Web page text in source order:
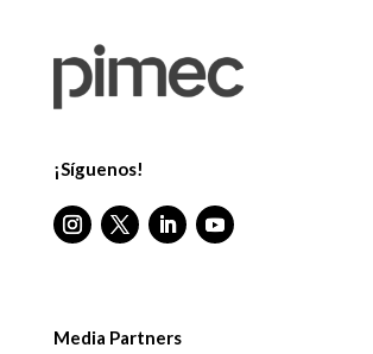
¡Síguenos!
Media Partners